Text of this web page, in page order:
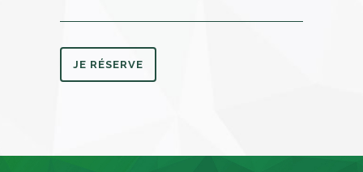
JE RÉSERVE